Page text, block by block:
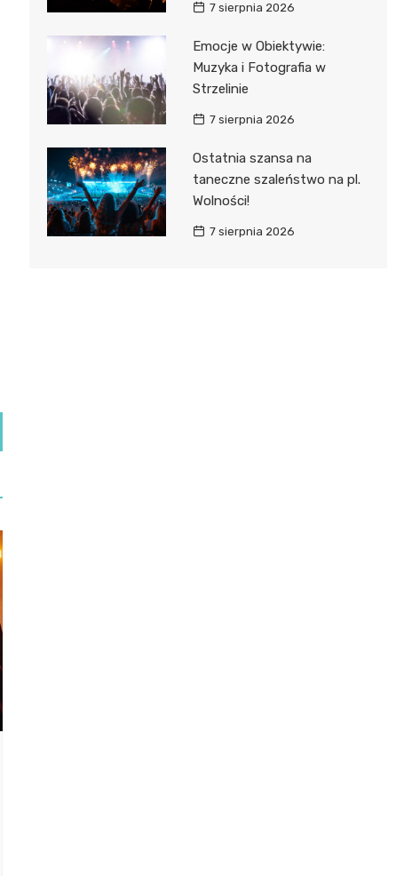
7 sierpnia 2026
Emocje w Obiektywie:
Muzyka i Fotografia w
Strzelinie
7 sierpnia 2026
Ostatnia szansa na
taneczne szaleństwo na pl.
Wolności!
7 sierpnia 2026